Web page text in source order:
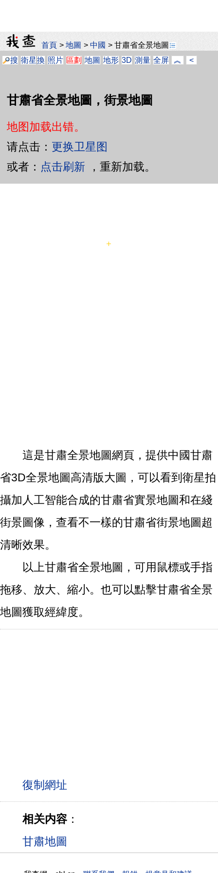
首頁 >地圖 >中國 >甘肅省全景地圖
搜 衛星換 照片 區劃 地圖 地形 3D 測量 全屏 ︽ <
甘肅省全景地圖，街景地圖
地图加载出错。
请点击： 更换卫星图
或者： 点击刷新 ，重新加载。
這是甘肅全景地圖網頁，提供中國甘肅
省3D全景地圖高清版大圖，可以看到衛星拍
攝加人工智能合成的甘肅省實景地圖和在綫
街景圖像，查看不一樣的甘肅省街景地圖超
清晰效果。
以上甘肅省全景地圖，可用鼠標或手指
拖移、放大、縮小。也可以點擊甘肅省全景
地圖獲取經緯度。
相关内容：
甘肅地圖